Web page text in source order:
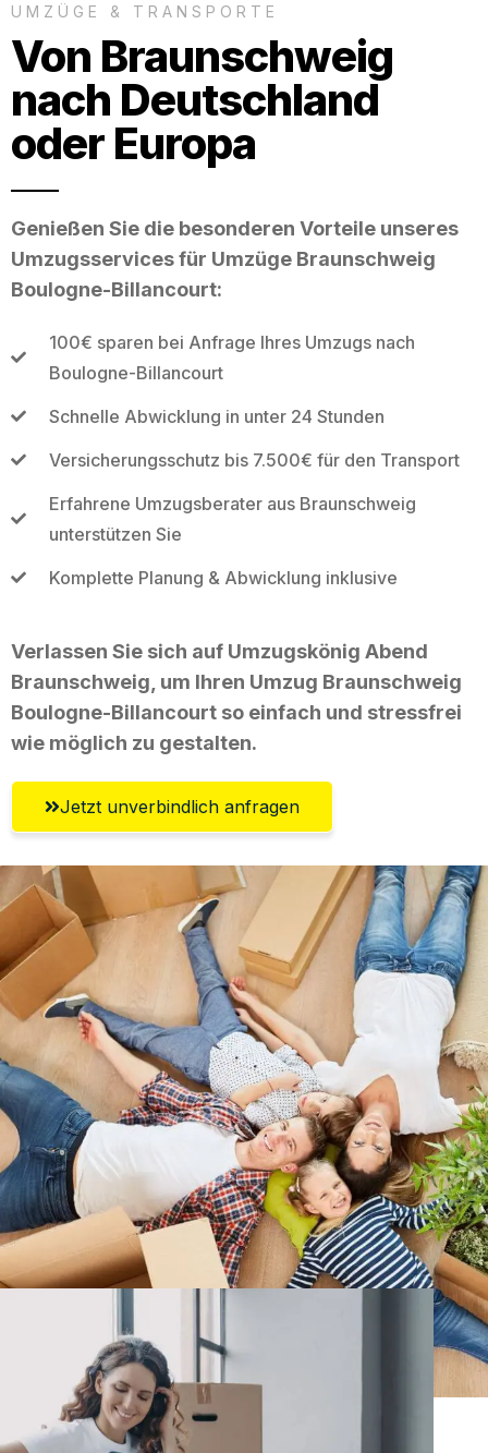
UMZÜGE & TRANSPORTE
Von Braunschweig
nach Deutschland
oder Europa
Genießen Sie die besonderen Vorteile unseres
Umzugsservices für Umzüge Braunschweig
Boulogne-Billancourt:
100€ sparen bei Anfrage Ihres Umzugs nach
Boulogne-Billancourt
Schnelle Abwicklung in unter 24 Stunden
Versicherungsschutz bis 7.500€ für den Transport
Erfahrene Umzugsberater aus Braunschweig
unterstützen Sie
Komplette Planung & Abwicklung inklusive
Verlassen Sie sich auf Umzugskönig Abend
Braunschweig, um Ihren Umzug Braunschweig
Boulogne-Billancourt so einfach und stressfrei
wie möglich zu gestalten.
Jetzt unverbindlich anfragen